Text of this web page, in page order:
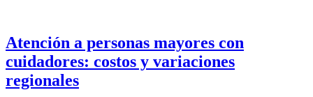
Atención a personas mayores con
cuidadores: costos y variaciones
regionales